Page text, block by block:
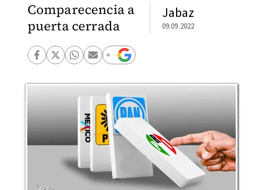
Comparecencia a
puerta cerrada
Jabaz
09.09.2022